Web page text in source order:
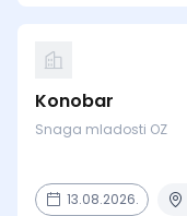
Konobar
Snaga mladosti OZ
13.08.2026.